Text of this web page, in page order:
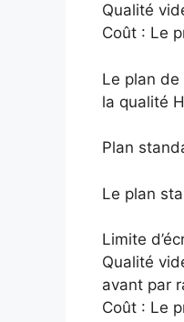
Qualité
Coût : Le
Le plan
la qualité
Plan
Le plan
Limite
Qualité
avant par
Coût : Le